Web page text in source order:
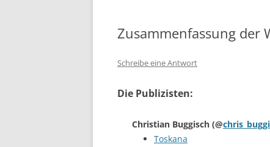
Zusammenfassung der
Schreibe eine Antwort
Die Publizisten:
Christian Buggisch (@
Toskana